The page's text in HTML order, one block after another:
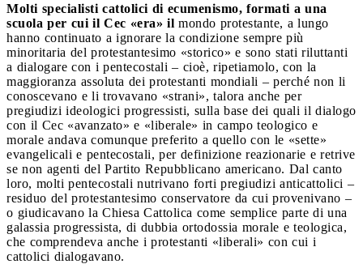
Molti specialisti cattolici di ecumenismo, formati a una
scuola per cui il Cec «era» il mondo protestante, a lungo
hanno continuato a ignorare la condizione sempre più
minoritaria del protestantesimo «storico» e sono stati riluttanti
a dialogare con i pentecostali – cioè, ripetiamolo, con la
maggioranza assoluta dei protestanti mondiali – perché non li
conoscevano e li trovavano «strani», talora anche per
pregiudizi ideologici progressisti, sulla base dei quali il dialogo
con il Cec «avanzato» e «liberale» in campo teologico e
morale andava comunque preferito a quello con le «sette»
evangelicali e pentecostali, per definizione reazionarie e retrive
se non agenti del Partito Repubblicano americano. Dal canto
loro, molti pentecostali nutrivano forti pregiudizi anticattolici –
residuo del protestantesimo conservatore da cui provenivano –
o giudicavano la Chiesa Cattolica come semplice parte di una
galassia progressista, di dubbia ortodossia morale e teologica,
che comprendeva anche i protestanti «liberali» con cui i
cattolici dialogavano.